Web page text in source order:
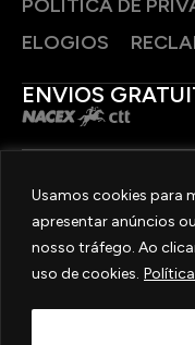
Usamos cookies para
apresentar anúncios
nosso tráfego. Ao
uso de cookies.
POLÍTICA DE
ELOGIOS
ENVIOS
SIGA-NOS
2025 © OURIVESARIA